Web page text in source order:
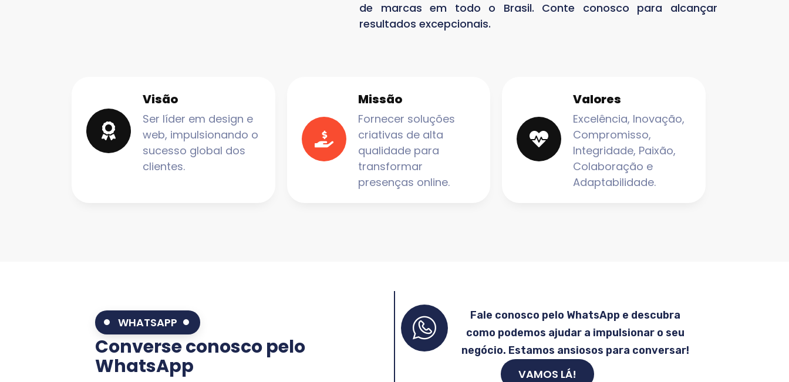
de marcas em todo o Brasil. Conte conosco para alcançar
resultados excepcionais.
Visão
Ser líder em design e
web, impulsionando o
sucesso global dos
clientes.
Missão
Fornecer soluções
criativas de alta
qualidade para
transformar
presenças online.
Valores
Excelência, Inovação,
Compromisso,
Integridade, Paixão,
Colaboração e
Adaptabilidade.
WHATSAPP
Converse conosco pelo
WhatsApp
Fale conosco pelo WhatsApp e descubra
como podemos ajudar a impulsionar o seu
negócio. Estamos ansiosos para conversar!
VAMOS LÁ!